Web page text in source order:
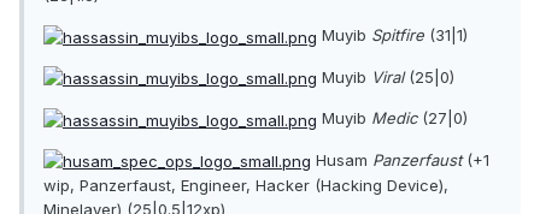
Muyib Spitfire (31|1)
Muyib Viral(25|0)
Muyib Medic(27|0)
Husam Panzerfaust(+1
wip, Panzerfaust, Engineer, Hacker (Hacking Device),
Minelayer) (25|0.5|12xp)